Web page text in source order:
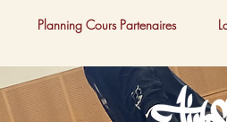
Planning Cours Partenaires